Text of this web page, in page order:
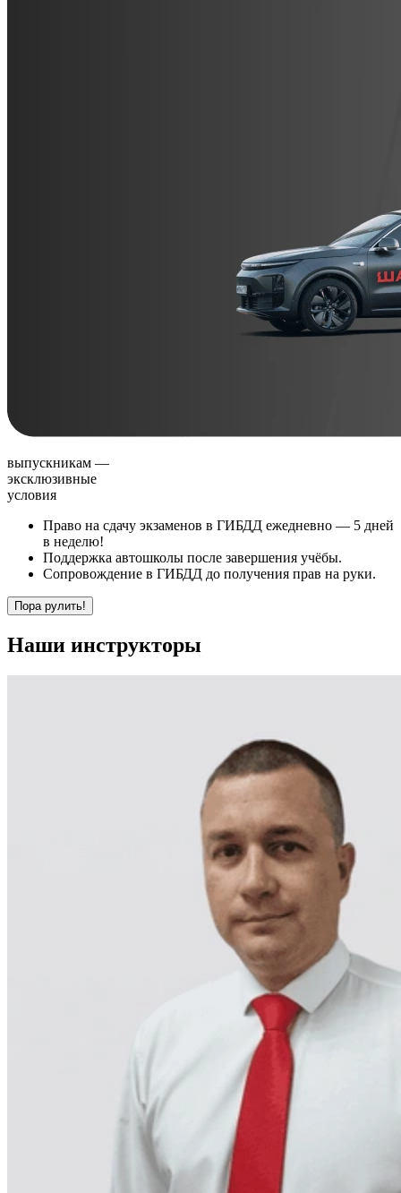
выпускникам —
эксклюзивные
условия
Право на сдачу экзаменов в ГИБДД ежедневно — 5 дней
в неделю!
Поддержка автошколы после завершения учёбы.
Сопровождение в ГИБДД до получения прав на руки.
Пора рулить!
Наши инструкторы